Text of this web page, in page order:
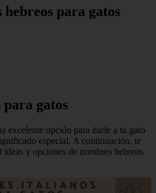
para gatos
para gatos
excelente opción para darle a tu gato
especial. A continuación, te
ideas y opciones de nombres hebreos